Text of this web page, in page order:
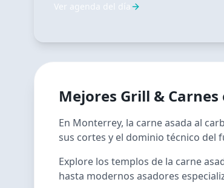
Ver agenda del día
Mejores Grill & Carnes
En Monterrey, la carne asada al
sus cortes y el dominio técnico del
Explore los templos de la carne
hasta modernos asadores